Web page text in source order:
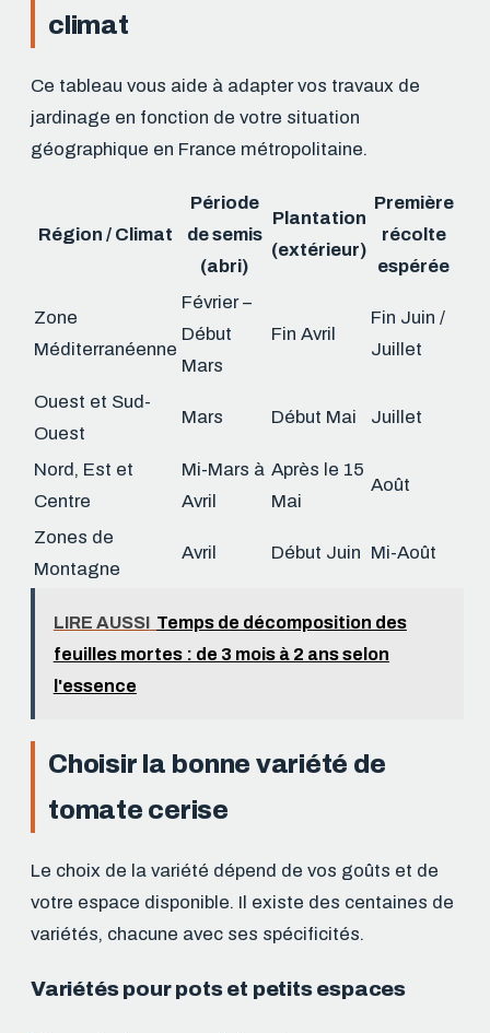
climat
Ce tableau vous aide à adapter vos travaux de
jardinage en fonction de votre situation
géographique en France métropolitaine.
Région / Climat
Période
de semis
(abri)
Plantation
(extérieur)
Première
récolte
espérée
Zone
Méditerranéenne
Février –
Début
Mars
Fin Avril
Fin Juin /
Juillet
Ouest et Sud-
Ouest
Mars Début Mai Juillet
Nord, Est et
Centre
Mi-Mars à
Avril
Après le 15
Mai
Août
Zones de
Montagne
Avril Début Juin Mi-Août
LIRE AUSSI Temps de décomposition des
feuilles mortes : de 3 mois à 2 ans selon
l'essence
Choisir la bonne variété de
tomate cerise
Le choix de la variété dépend de vos goûts et de
votre espace disponible. Il existe des centaines de
variétés, chacune avec ses spécificités.
Variétés pour pots et petits espaces